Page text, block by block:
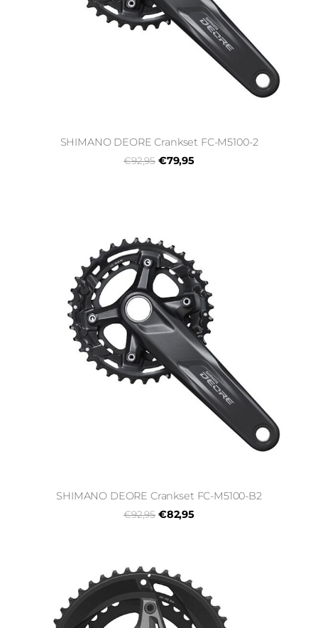
SHIMANO DEORE Crankset FC-M5100-2
€92,95 €79,95
SHIMANO DEORE Crankset FC-M5100-B2
€92,95 €82,95